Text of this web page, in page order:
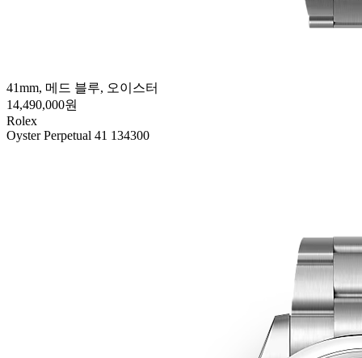
41mm, 메드 블루, 오이스터
14,490,000원
Rolex
Oyster Perpetual 41 134300